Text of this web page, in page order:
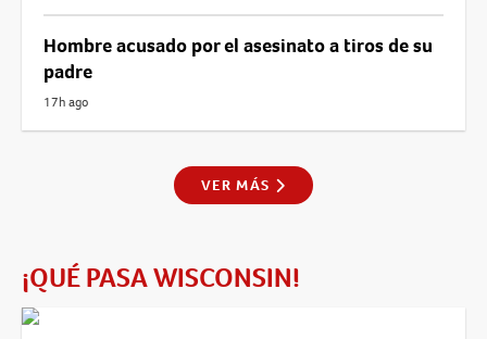
Hombre acusado por el asesinato a tiros de su
padre
17h ago
VER MÁS
¡QUÉ PASA WISCONSIN!